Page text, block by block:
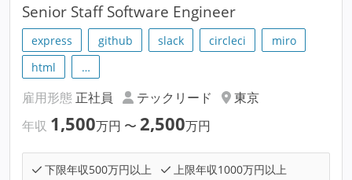
Senior Staff Software Engineer
express github slack circleci
miro
html
…
雇用形態 正社員 テックリード
東京
年収 1,500万円 〜 2,500万円
下限年収500万円以上
上限年収1000万円以上